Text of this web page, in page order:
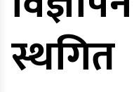
स्थगित